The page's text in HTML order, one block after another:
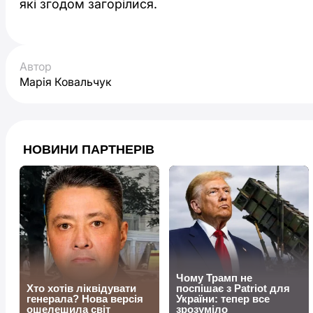
які згодом загорілися.
Автор
Марія Ковальчук